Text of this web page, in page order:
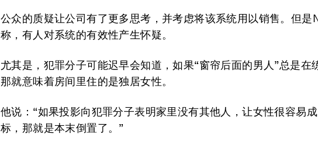
公众的质疑让公司有了更多思考，并考虑将该系统用以销售。但是
称，有人对系统的有效性产生怀疑。
尤其是，犯罪分子可能迟早会知道，如果“窗帘后面的男人”总是在
那就意味着房间里住的是独居女性。
他说：“如果投影向犯罪分子表明家里没有其他人，让女性很容易
标，那就是本末倒置了。”